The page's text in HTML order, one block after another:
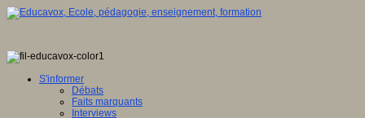
S'informer
Débats
Faits marquants
Interviews